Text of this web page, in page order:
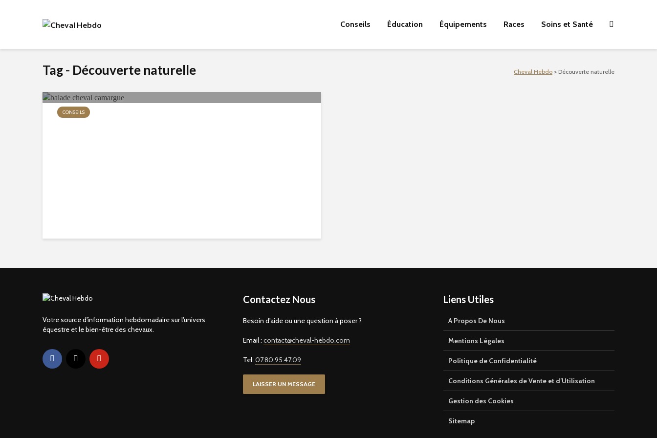
Conseils Éducation Équipements Races Soins et Santé
Tag - Découverte naturelle Cheval Hebdo > Découverte naturelle
CONSEILS
Votre source d'information hebdomadaire sur l'univers
équestre et le bien-être des chevaux.
Contactez Nous
Besoin d'aide ou une question à poser ?
Email : contact@cheval-hebdo.com
Tel: 07.80.95.47.09
LAISSER UN MESSAGE
Liens Utiles
A Propos De Nous
Mentions Légales
Politique de Confidentialité
Conditions Générales de Vente et d’Utilisation
Gestion des Cookies
Sitemap